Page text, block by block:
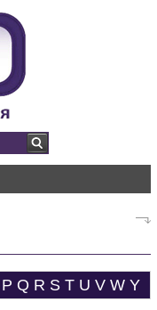
P Q R S T U V W Y